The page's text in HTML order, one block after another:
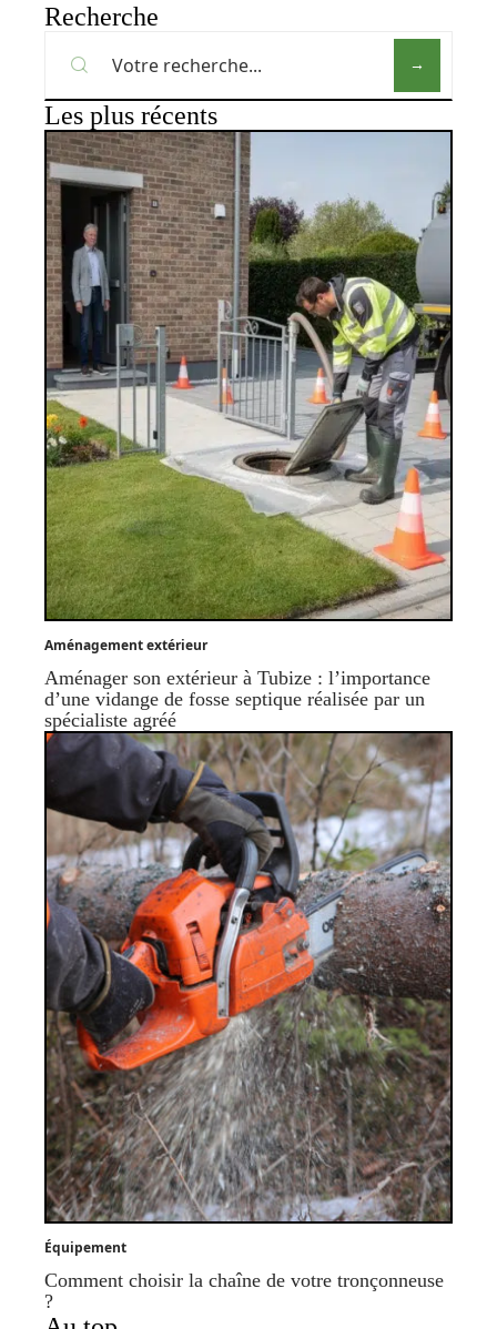
Recherche
Les plus récents
Aménagement extérieur
Aménager son extérieur à Tubize : l’importance
d’une vidange de fosse septique réalisée par un
spécialiste agréé
Équipement
Comment choisir la chaîne de votre tronçonneuse
?